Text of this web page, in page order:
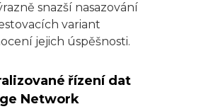
snazší nasazování
variant
jejich úspěšnosti.
řízení dat
Network